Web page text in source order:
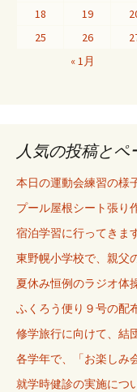
18
19
25
26
« 1月
人気の投稿とペ
本日の運動会練習の様
プール屋根シート張り
宿泊学習に行ってきま
東野幌小学校で、親父
夏休み恒例のラジオ体
ふくろう便り９号の配
修学旅行に向けて、結
各学年で、「お楽しみ
就学時健診の実施につ